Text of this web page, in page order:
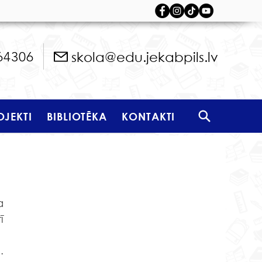
skola@edu.jekabpils.lv
BIBLIOTĒKA KONTAKTI